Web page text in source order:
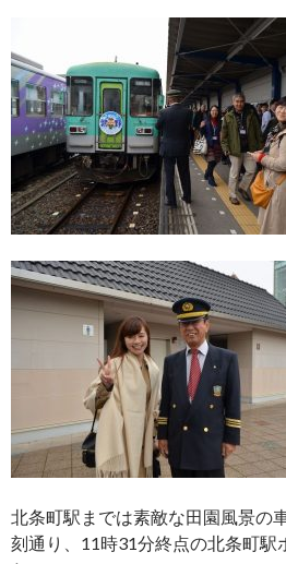
北条町駅までは素敵な田園風景の
刻通り、11時31分終点の北条町駅